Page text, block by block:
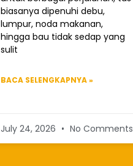
biasanya dipenuhi debu,
lumpur, noda makanan,
hingga bau tidak sedap yang
sulit
BACA SELENGKAPNYA »
July 24, 2026 No Comments